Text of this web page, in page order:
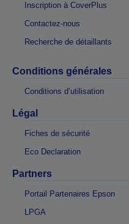
Inscription à CoverPlus
Contactez-nous
Recherche de détaillants
Conditions générales
Conditions d’utilisation
Légal
Fiches de sécurité
Eco Declaration
Partners
Portail Partenaires Epson
LPGA